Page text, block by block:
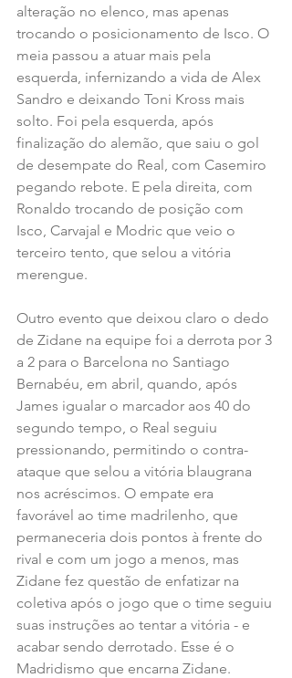
alteração no elenco, mas apenas
trocando o posicionamento de Isco. O
meia passou a atuar mais pela
esquerda, infernizando a vida de Alex
Sandro e deixando Toni Kross mais
solto. Foi pela esquerda, após
finalização do alemão, que saiu o gol
de desempate do Real, com Casemiro
pegando rebote. E pela direita, com
Ronaldo trocando de posição com
Isco, Carvajal e Modric que veio o
terceiro tento, que selou a vitória
merengue.
Outro evento que deixou claro o dedo
de Zidane na equipe foi a derrota por 3
a 2 para o Barcelona no Santiago
Bernabéu, em abril, quando, após
James igualar o marcador aos 40 do
segundo tempo, o Real seguiu
pressionando, permitindo o contra-
ataque que selou a vitória blaugrana
nos acréscimos. O empate era
favorável ao time madrilenho, que
permaneceria dois pontos à frente do
rival e com um jogo a menos, mas
Zidane fez questão de enfatizar na
coletiva após o jogo que o time seguiu
suas instruções ao tentar a vitória - e
acabar sendo derrotado. Esse é o
Madridismo que encarna Zidane.